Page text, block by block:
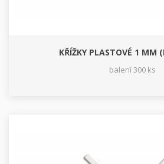
KŘÍŽKY PLASTOVÉ 1 MM
balení 300 ks